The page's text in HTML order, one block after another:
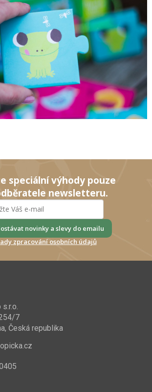
speciální výhody pouze
newsletteru.
novinky a slevy do emailu
zpracování osobních údajů
7
Česká republika